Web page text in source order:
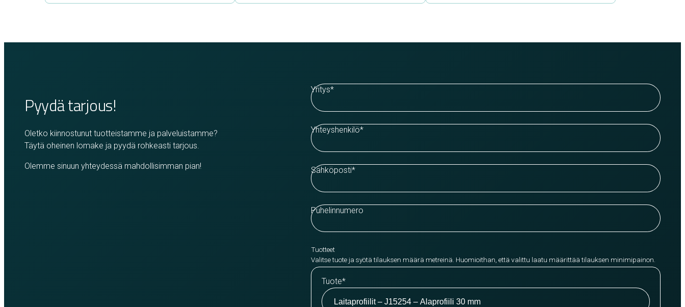
Pyydä tarjous!
Oletko kiinnostunut tuotteistamme ja palveluistamme?
Täytä oheinen lomake ja pyydä rohkeasti tarjous.
Olemme sinuun yhteydessä mahdollisimman pian!
Yritys*
Yhteyshenkilö*
Sähköposti*
Puhelinnumero
Tuotteet
Valitse tuote ja syötä tilauksen määrä metreinä. Huomioithan, että valittu laatu määrittää tilauksen minimipainon.
Tuote*